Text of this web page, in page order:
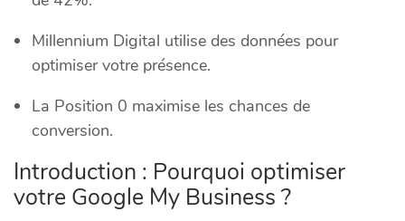
Millennium Digital utilise des données pour
optimiser votre présence.
La Position 0 maximise les chances de
conversion.
Introduction : Pourquoi optimiser
votre Google My Business ?